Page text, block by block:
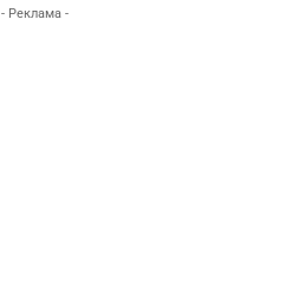
- Реклама -